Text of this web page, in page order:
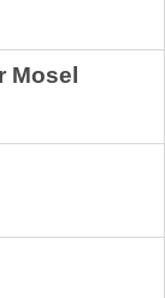
Mosel